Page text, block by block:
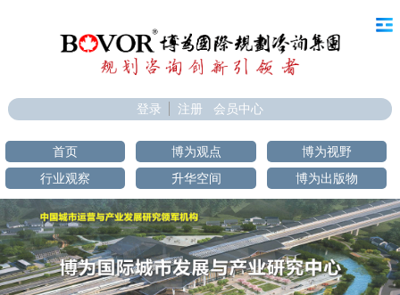
登录 注册 会员中心
首页 博为观点
博为视野
行业观察
升华空间 博为出版物